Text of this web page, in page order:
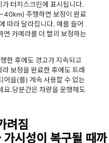
터치스크린에 표시됩니다.
주행하면 보정이 완료
따라 달라집니다. 예를 들어
면 카메라를 더 빨리 보정하는
한 후에도 경고가 지속되고
보정을 완료한 후에도트래
어을(를) 계속 사용할 수 없는
요.당분간은 차량을 운행해도
려짐
시성이 복구될 때까